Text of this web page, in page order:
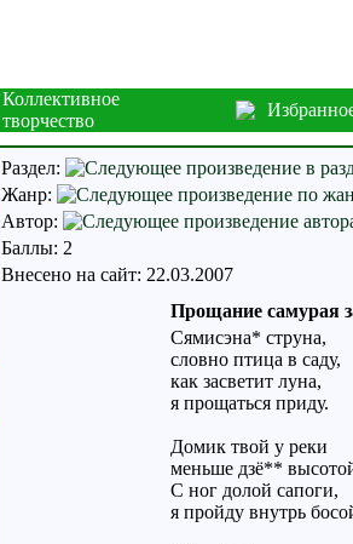
Коллективное
творчество
Раздел:
Жанр:
Автор:
Баллы: 2
Внесено на сайт: 22.03.2007
Прощание самурая
Сямисэна* струна,
словно птица в саду,
как засветит луна,
я прощаться приду.
Домик твой у реки
меньше дзё**
С ног долой сапоги,
я пройду внутрь